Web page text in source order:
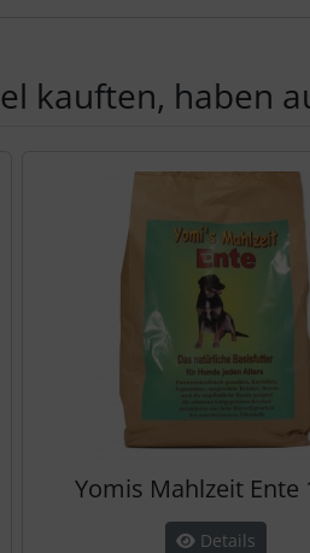
kauften, haben
Yomis Mahlzeit Ente
Details